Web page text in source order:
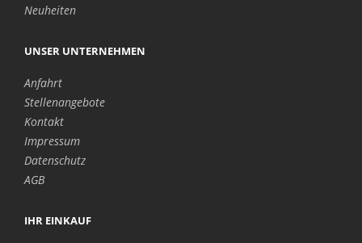
Neuheiten
UNSER UNTERNEHMEN
Anfahrt
Stellenangebote
Kontakt
Impressum
Datenschutz
AGB
IHR EINKAUF